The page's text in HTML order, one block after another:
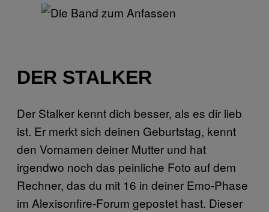
DER STALKER
Der Stalker kennt dich besser, als es dir lieb
ist. Er merkt sich deinen Geburtstag, kennt
den Vornamen deiner Mutter und hat
irgendwo noch das peinliche Foto auf dem
Rechner, das du mit 16 in deiner Emo-Phase
im Alexisonfire-Forum gepostet hast. Dieser